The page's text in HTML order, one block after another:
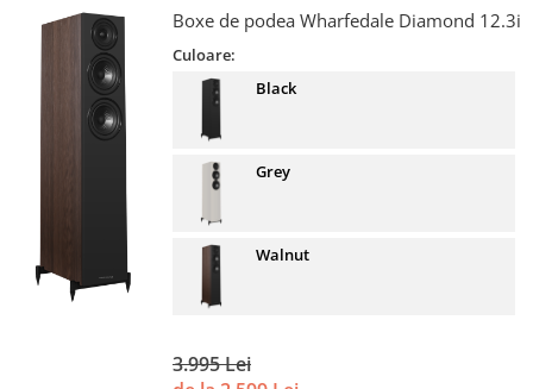
Boxe de podea Wharfedale Diamond 12.3i
Culoare:
Black
Grey
Walnut
3.995 Lei